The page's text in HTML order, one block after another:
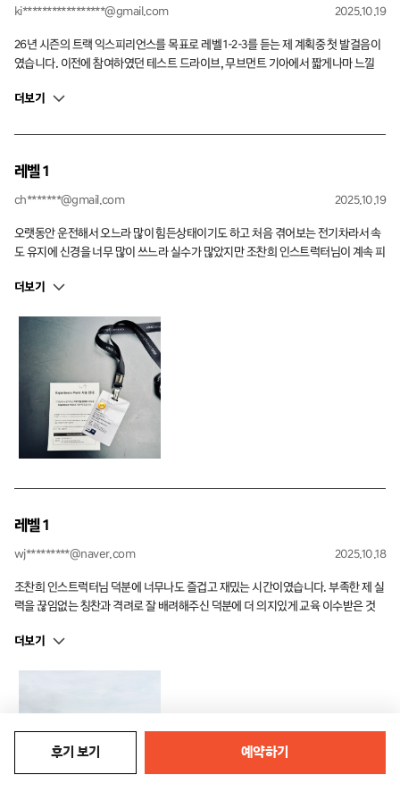
ki*****************@gmail.com 2025.10.19
26년 시즌의 트랙 익스피리언스를 목표로 레벨 1-2-3를 듣는 제 계획중 첫 발걸음이
였습니다. 이전에 참여하였던 테스트 드라이브, 무브먼트 기아에서 짧게나마 느낄
더욱 더 높일 수 있는 발판이 되었던거 같습니다. 담당 인스트럭터분의 세세한 코칭
더보기
레벨 1
ch*******@gmail.com 2025.10.19
오랫동안 운전해서 오느라 많이 힘든상태이기도 하고 처음 겪어보는 전기차라서 속
도 유지에 신경을 너무 많이 쓰느라 실수가 많았지만 조찬희 인스트럭터님이 계속 피
잘 마쳤습니다. 계속해서 하고싶을 정도로 마지막이 너무 아쉬웠습니다.
더보기
레벨 1
wj*********@naver.com 2025.10.18
조찬희 인스트럭터님 덕분에 너무나도 즐겁고 재밌는 시간이였습니다. 부족한 제 실
력을 끊임없는 칭찬과 격려로 잘 배려해주신 덕분에 더 의지있게 교육 이수받은 것
더보기
후기 보기 예약하기